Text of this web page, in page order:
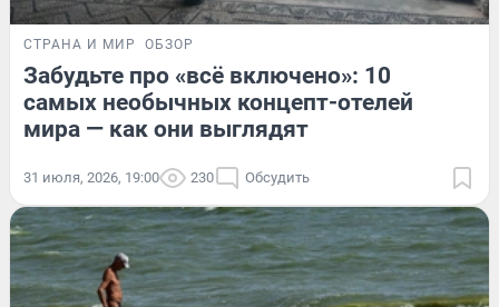
СТРАНА И МИР ОБЗОР
Забудьте про «всё включено»: 10
самых необычных концепт-отелей
мира — как они выглядят
31 июля, 2026, 19:00 230 Обсудить